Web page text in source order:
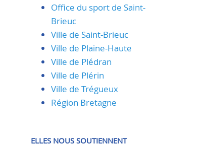
Office du sport de Saint-
Brieuc
Ville de Saint-Brieuc
Ville de Plaine-Haute
Ville de Plédran
Ville de Plérin
Ville de Trégueux
Région Bretagne
ELLES NOUS SOUTIENNENT